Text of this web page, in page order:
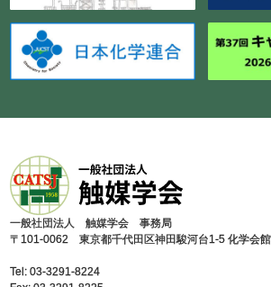
⼀般社団法⼈ 触媒学会 事務局
〒101-0062 東京都千代⽥区神⽥駿河台1-5 化学会
Tel: 03-3291-8224